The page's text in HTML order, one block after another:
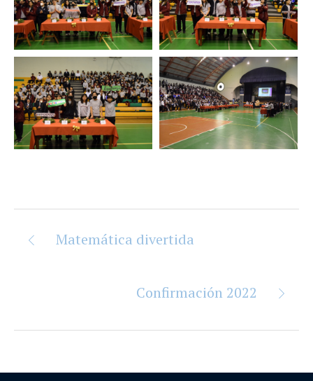
Matemática divertida
Confirmación 2022